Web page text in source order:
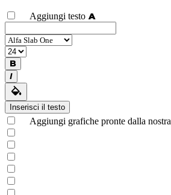
Aggiungi testo
Inserisci il testo
Aggiungi grafiche pronte dalla